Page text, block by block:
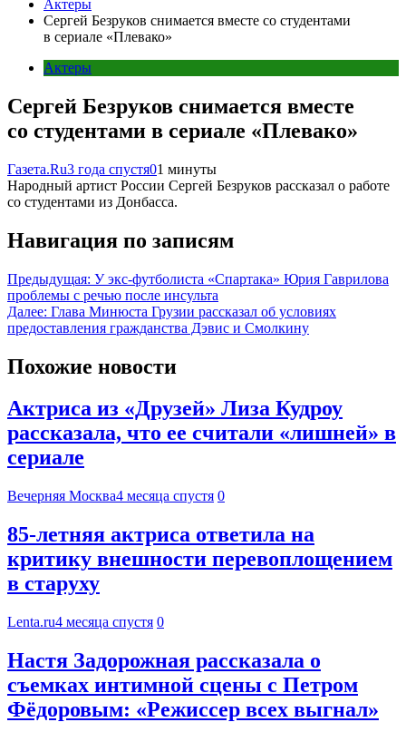
Актеры
Сергей Безруков снимается вместе со студентами
в сериале «Плевако»
Актеры
Сергей Безруков снимается вместе
со студентами в сериале «Плевако»
Газета.Ru3 года спустя01 минуты
Народный артист России Сергей Безруков рассказал о работе
со студентами из Донбасса.
Навигация по записям
Предыдущая: У экс-футболиста «Спартака» Юрия Гаврилова
проблемы с речью после инсульта
Далее: Глава Минюста Грузии рассказал об условиях
предоставления гражданства Дэвис и Смолкину
Похожие новости
Актриса из «Друзей» Лиза Кудроу
рассказала, что ее считали «лишней» в
сериале
Вечерняя Москва4 месяца спустя 0
85-летняя актриса ответила на
критику внешности перевоплощением
в старуху
Lenta.ru4 месяца спустя 0
Настя Задорожная рассказала о
съемках интимной сцены с Петром
Фёдоровым: «Режиссер всех выгнал»